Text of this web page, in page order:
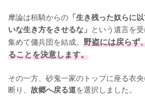
摩論は桓騎からの 「生き残った奴らに
いな生き方をさせるな」 という遺言を
集めて傭兵団を結成。 野盗には戻らず
ることを決意します。
その一方、砂鬼一家のトップに座る衣
断り、 故郷へ戻る道を選択しました。